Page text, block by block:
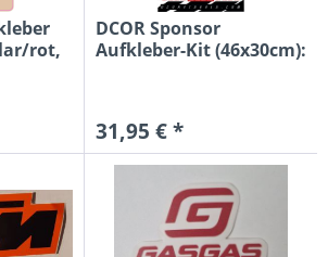
rot,
DCOR Sponsor
Aufkleber-Kit (46x30cm):
31,95 € *